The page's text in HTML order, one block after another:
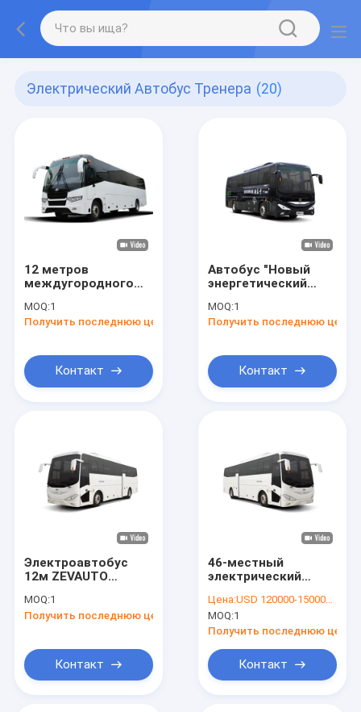
Электрический Автобус Тренера (20)
12 метров
междугородного
электрический
автобус для
транспорта.
MOQ:1
Получить последнюю цену
Контакт
Автобус "Новый
энергетический
автобус"
MOQ:1
Получить последнюю цену
Контакт
Электроавтобус
12м ZEVAUTO
завод
MOQ:1
Получить последнюю цену
Контакт
46-местный
электрический
выбросами с
дальностью
движения 250 км и
Цена:USD 120000-150000 unit
MOQ:1
Получить последнюю цену
Контакт